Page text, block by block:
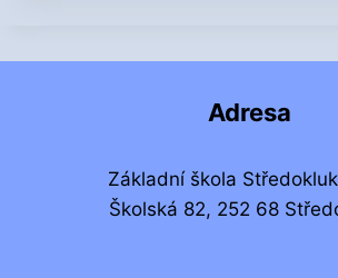
Adresa
Základní škola
Školská 82, 252 68